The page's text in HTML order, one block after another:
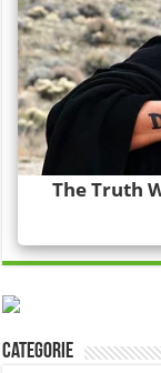
Categorie